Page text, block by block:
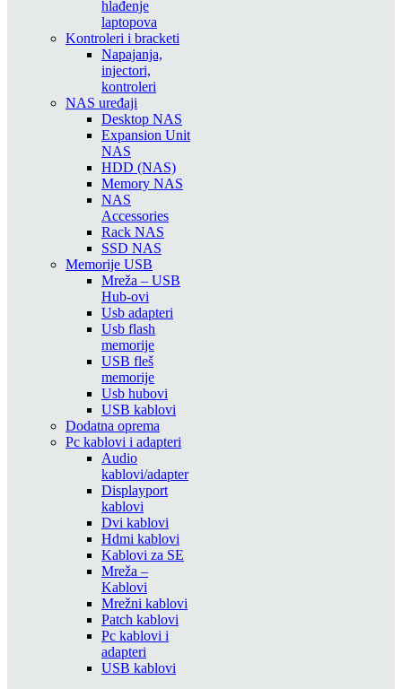
hlađenje
laptopova
Kontroleri i bracketi
Napajanja,
injectori,
kontroleri
NAS uređaji
Desktop NAS
Expansion Unit
NAS
HDD (NAS)
Memory NAS
NAS
Accessories
Rack NAS
SSD NAS
Memorije USB
Mreža – USB
Hub-ovi
Usb adapteri
Usb flash
memorije
USB fleš
memorije
Usb hubovi
USB kablovi
Dodatna oprema
Pc kablovi i adapteri
Audio
kablovi/adapter
Displayport
kablovi
Dvi kablovi
Hdmi kablovi
Kablovi za SE
Mreža –
Kablovi
Mrežni kablovi
Patch kablovi
Pc kablovi i
adapteri
USB kablovi